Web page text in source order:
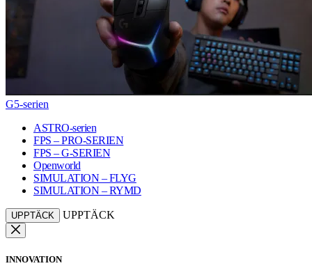
G5-serien
ASTRO-serien
FPS – PRO-SERIEN
FPS – G-SERIEN
Openworld
SIMULATION – FLYG
SIMULATION – RYMD
UPPTÄCK UPPTÄCK
INNOVATION